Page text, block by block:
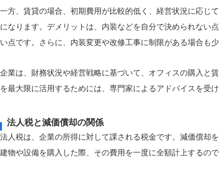
一方、賃貸の場合、初期費用が比較的低く、経営状況に応じ
になります。デメリットは、内装などを自分で決められない
い点です。さらに、内装変更や改修工事に制限がある場合も
企業は、財務状況や経営戦略に基づいて、オフィスの購入と
を最大限に活用するためには、専門家によるアドバイスを受
法人税と減価償却の関係
法人税は、企業の所得に対して課される税金です。減価償却
建物や設備を購入した際、その費用を一度に全額計上するの